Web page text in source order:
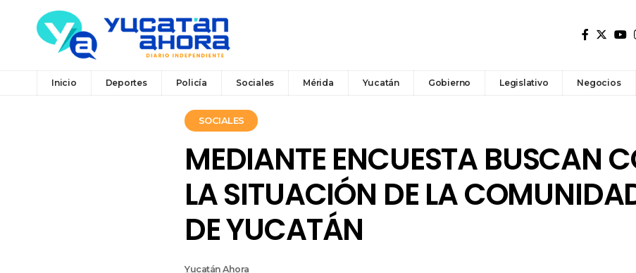
Inicio Deportes Policía Sociales Mérida Yucatán Gobierno Legislativo Negocios
SOCIALES
MEDIANTE ENCUESTA BUSCAN
LA SITUACIÓN DE LA
DE YUCATÁN
Yucatán Ahora